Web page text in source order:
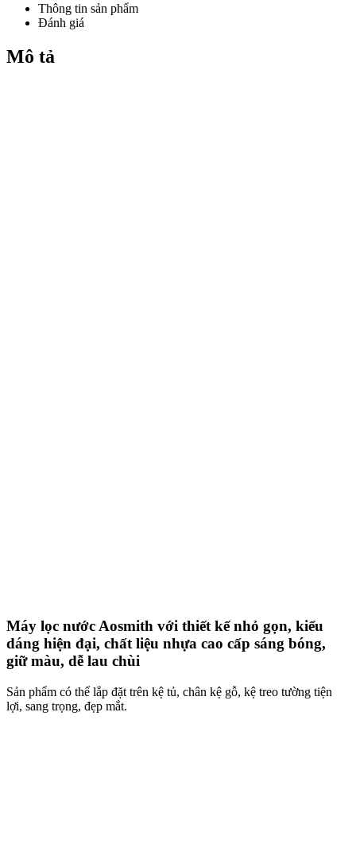
Thông tin sản phẩm
Đánh giá
Mô tả
Máy lọc nước Aosmith với thiết kế nhỏ gọn, kiểu
dáng hiện đại, chất liệu nhựa cao cấp sáng bóng,
giữ màu, dễ lau chùi
Sản phẩm có thể lắp đặt trên kệ tủ, chân kệ gỗ, kệ treo tường tiện
lợi, sang trọng, đẹp mắt.